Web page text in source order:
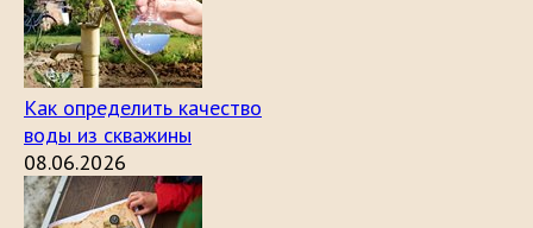
Как определить качество
воды из скважины
08.06.2026